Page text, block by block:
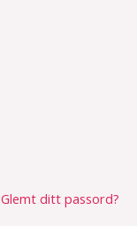
Glemt ditt passord?